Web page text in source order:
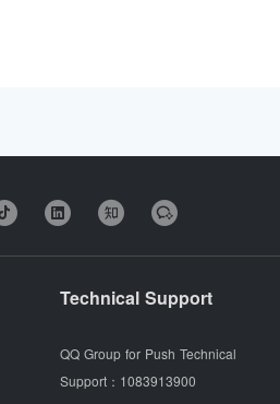
Technical Support
QQ Group for Push Technical
Support： 1083913900